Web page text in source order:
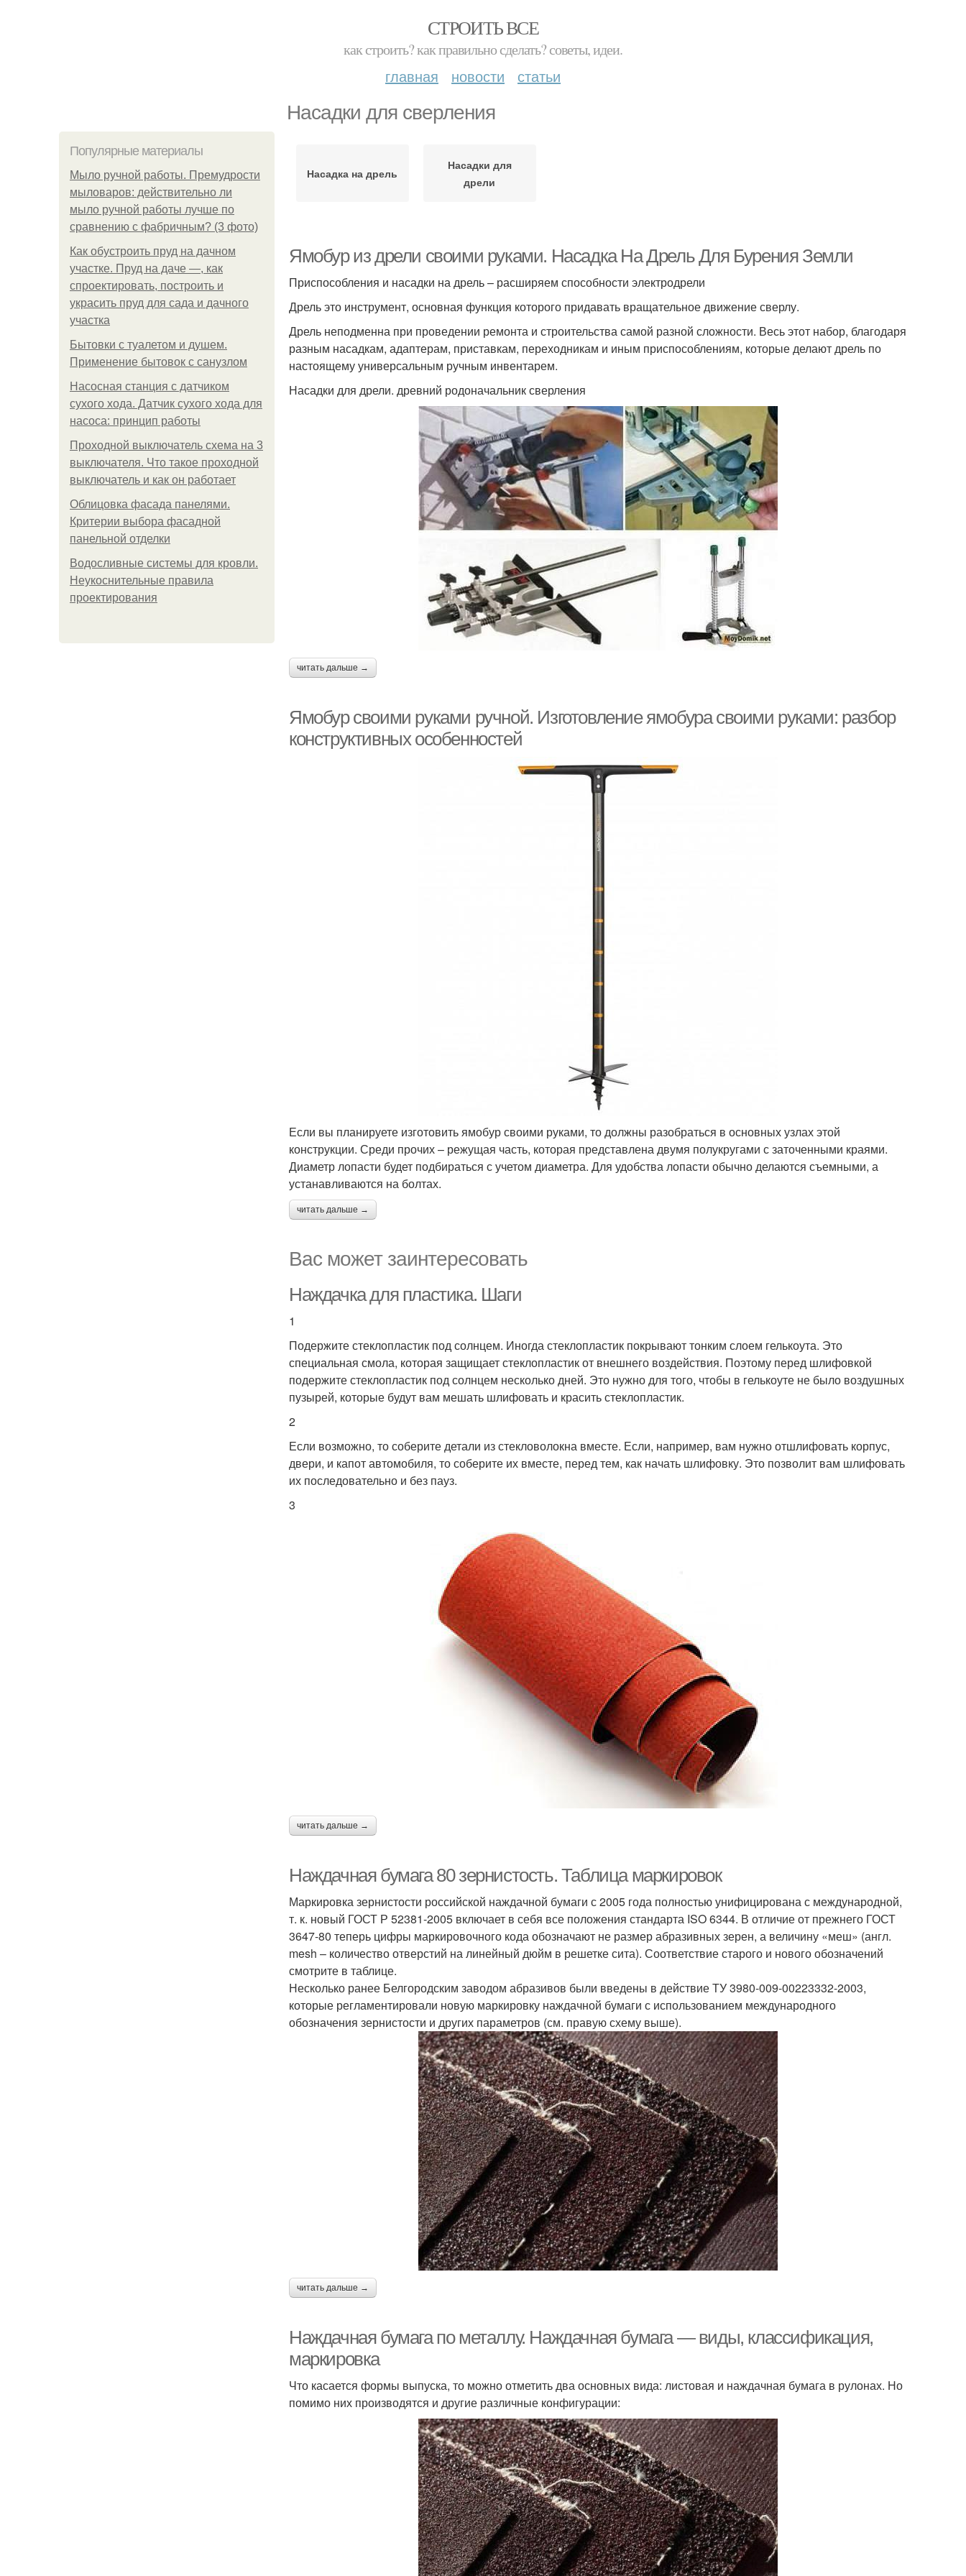
СТРОИТЬ ВСЕ
как строить? как правильно сделать? советы, идеи.
главная новости статьи
Насадки для сверления
Популярные материалы
Мыло ручной работы. Премудрости
мыловаров: действительно ли
мыло ручной работы лучше по
сравнению с фабричным? (3 фото)
Как обустроить пруд на дачном
участке. Пруд на даче —, как
спроектировать, построить и
украсить пруд для сада и дачного
участка
Бытовки с туалетом и душем.
Применение бытовок с санузлом
Насосная станция с датчиком
сухого хода. Датчик сухого хода для
насоса: принцип работы
Проходной выключатель схема на 3
выключателя. Что такое проходной
выключатель и как он работает
Облицовка фасада панелями.
Критерии выбора фасадной
панельной отделки
Водосливные системы для кровли.
Неукоснительные правила
проектирования
Насадка на дрель
Насадки для
дрели
Ямобур из дрели своими руками. Насадка На Дрель Для Бурения Земли
Приспособления и насадки на дрель – расширяем способности электродрели
Дрель это инструмент, основная функция которого придавать вращательное движение сверлу.
Дрель неподменна при проведении ремонта и строительства самой разной сложности. Весь этот набор, благодаря
разным насадкам, адаптерам, приставкам, переходникам и иным приспособлениям, которые делают дрель по
настоящему универсальным ручным инвентарем.
Насадки для дрели. древний родоначальник сверления
читать дальше →
Ямобур своими руками ручной. Изготовление ямобура своими руками: разбор
конструктивных особенностей
Если вы планируете изготовить ямобур своими руками, то должны разобраться в основных узлах этой
конструкции. Среди прочих – режущая часть, которая представлена двумя полукругами с заточенными краями.
Диаметр лопасти будет подбираться с учетом диаметра. Для удобства лопасти обычно делаются съемными, а
устанавливаются на болтах.
читать дальше →
Вас может заинтересовать
Наждачка для пластика. Шаги
1
Подержите стеклопластик под солнцем. Иногда стеклопластик покрывают тонким слоем гелькоута. Это
специальная смола, которая защищает стеклопластик от внешнего воздействия. Поэтому перед шлифовкой
подержите стеклопластик под солнцем несколько дней. Это нужно для того, чтобы в гелькоуте не было воздушных
пузырей, которые будут вам мешать шлифовать и красить стеклопластик.
2
Если возможно, то соберите детали из стекловолокна вместе. Если, например, вам нужно отшлифовать корпус,
двери, и капот автомобиля, то соберите их вместе, перед тем, как начать шлифовку. Это позволит вам шлифовать
их последовательно и без пауз.
3
читать дальше →
Наждачная бумага 80 зернистость. Таблица маркировок
Маркировка зернистости российской наждачной бумаги с 2005 года полностью унифицирована с международной,
т. к. новый ГОСТ Р 52381-2005 включает в себя все положения стандарта ISO 6344. В отличие от прежнего ГОСТ
3647-80 теперь цифры маркировочного кода обозначают не размер абразивных зерен, а величину «меш» (англ.
mesh – количество отверстий на линейный дюйм в решетке сита). Соответствие старого и нового обозначений
смотрите в таблице.
Несколько ранее Белгородским заводом абразивов были введены в действие ТУ 3980-009-00223332-2003,
которые регламентировали новую маркировку наждачной бумаги с использованием международного
обозначения зернистости и других параметров (см. правую схему выше).
читать дальше →
Наждачная бумага по металлу. Наждачная бумага — виды, классификация,
маркировка
Что касается формы выпуска, то можно отметить два основных вида: листовая и наждачная бумага в рулонах. Но
помимо них производятся и другие различные конфигурации: